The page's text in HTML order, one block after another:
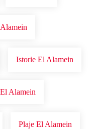
Istorie El Alamein
Alamein
Plaje El Alamein